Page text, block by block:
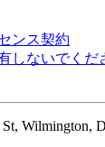
ンス契約
しないでくだ
Wilmington,